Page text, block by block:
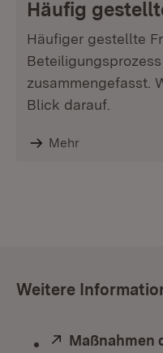
Häufig
Häufiger gestellte
zusammengefasst.
Blick darauf.
Mehr
Weitere
Extern:
Maßnahmen